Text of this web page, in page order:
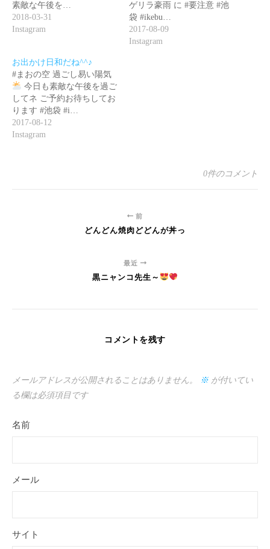
素敵な午後を…
2018-03-31
Instagram
ゲリラ豪雨 に #要注意 #池
袋 #ikebu…
2017-08-09
Instagram
お出かけ日和だね^^♪
#まおの空 過ごし易い陽気
今日も素敵な午後を過ご
してネ ご予約お待ちしてお
ります #池袋 #i…
2017-08-12
Instagram
0件のコメント
前
どんどん焼肉どどんが丼っ
最近
黒ニャンコ先生～
コメントを残す
メールアドレスが公開されることはありません。 ※が付いてい
る欄は必須項目です
名前
メール
サイト